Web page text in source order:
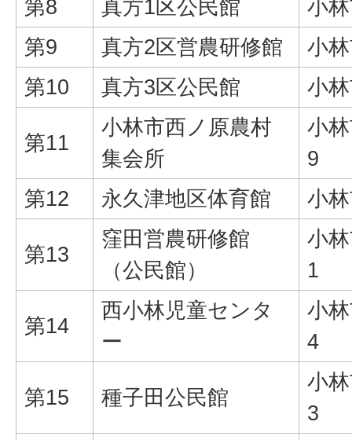
第8
真方1区公民館
小
第9
真方2区営農研修館
小
第10
真方3区公民館 小
第11
小林市西ノ原農村
集会所
小
9
第12
永久津地区体育館 小
第13
窪田営農研修館
（公民館）
小
1
第14
西小林児童センタ
ー
小
4
第15 種子田公民館
小
3